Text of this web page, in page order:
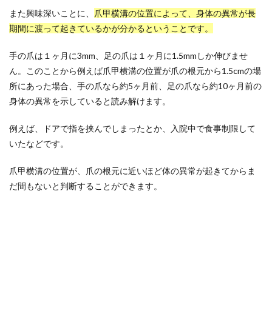
また興味深いことに、
爪甲横溝の位置によって、身体の異常が長
期間に渡って起きているかが分かるということです。
手の爪は１ヶ月に3mm、足の爪は１ヶ月に1.5mmしか伸びませ
ん。このことから例えば爪甲横溝の位置が爪の根元から1.5cmの場
所にあった場合、手の爪なら約5ヶ月前、足の爪なら約10ヶ月前の
身体の異常を示していると読み解けます。
例えば、ドアで指を挟んでしまったとか、入院中で食事制限して
いたなどです。
爪甲横溝の位置が、爪の根元に近いほど体の異常が起きてからま
だ間もないと判断することができます。